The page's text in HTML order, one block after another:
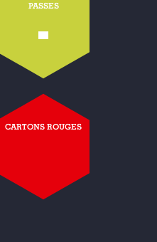
PASSES
-
CARTONS ROUGES